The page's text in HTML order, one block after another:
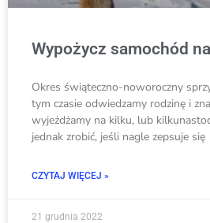
Wypożycz samochód
Okres świąteczno-noworoczny
tym czasie odwiedzamy rodzinę i
wyjeżdżamy na kilku, lub
jednak zrobić, jeśli nagle zepsuje się
CZYTAJ WIĘCEJ »
21 grudnia 2022